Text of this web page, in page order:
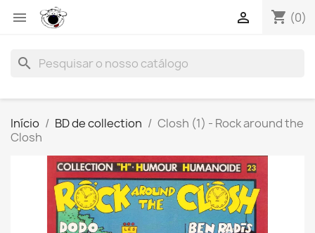
 shopping_cart (0)

search
Início BD de collection
Closh (1) - Rock around the
Closh